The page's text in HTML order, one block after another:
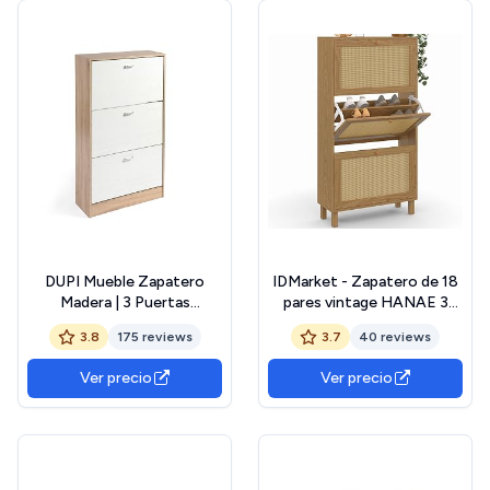
DUPI Mueble Zapatero
Madera | 3 Puertas
Oscilobatientes | 6 Baldas
para 28 Zapatos | Diseño
Minimalista | Zapatero
Entrada (Taupe/Blanco)
3.8 175 reviews
Ver precio
IDMarket - Zapatero de 18
pares vintage HANAE 3
puertas efecto natural
cannage
3.7 40 reviews
Ver precio